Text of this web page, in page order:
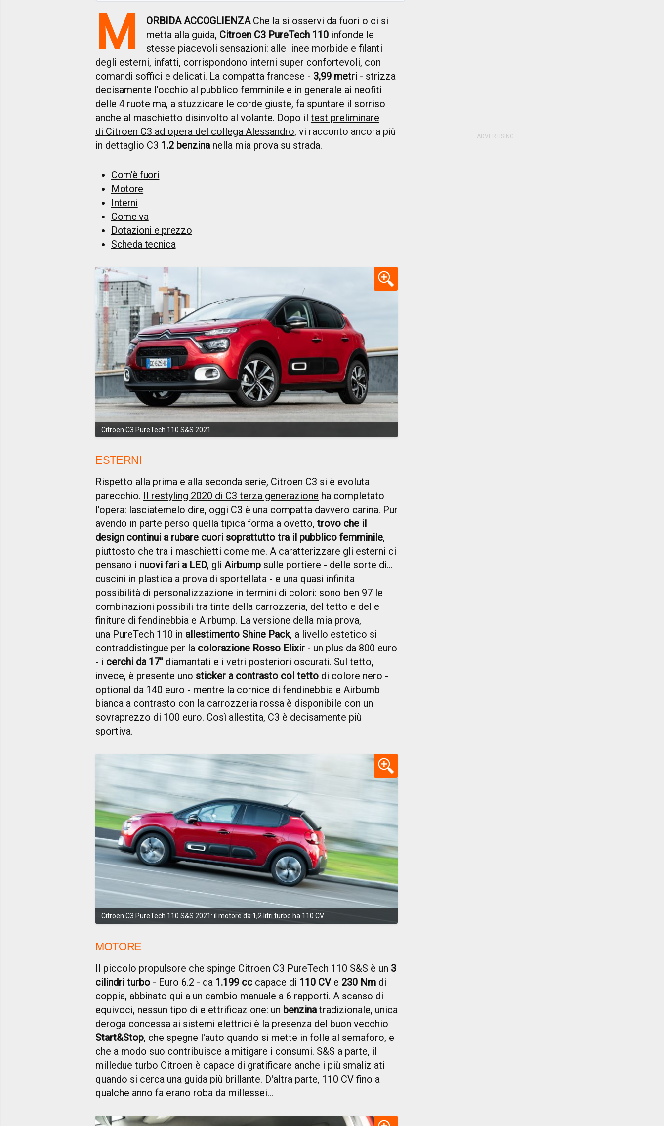
M ORBIDA ACCOGLIENZAChe la si osservi da fuori o ci si
metta alla guida, Citroen C3 PureTech 110 infonde le
stesse piacevoli sensazioni: alle linee morbide e filanti
degli esterni, infatti, corrispondono interni super confortevoli, con
comandi soffici e delicati. La compatta francese - 3,99 metri - strizza
decisamente l'occhio al pubblico femminile e in generale ai neofiti
delle 4 ruote ma, a stuzzicare le corde giuste, fa spuntare il sorriso
anche al maschietto disinvolto al volante. Dopo il test preliminare
di Citroen C3 ad opera del collega Alessandro, vi racconto ancora più
in dettaglio C3 1.2 benzinanella mia prova su strada.
Com'è fuori
Motore
Interni
Come va
Dotazioni e prezzo
Scheda tecnica
Citroen C3 PureTech 110 S&S 2021
ESTERNI
Rispetto alla prima e alla seconda serie, Citroen C3 si è evoluta
parecchio. Il restyling 2020 di C3 terza generazione ha completato
l'opera: lasciatemelo dire, oggi C3 è una compatta davvero carina. Pur
avendo in parte perso quella tipica forma a ovetto, trovo che il
design continui a rubare cuori soprattutto tra il pubblico femminile,
piuttosto che tra i maschietti come me. A caratterizzare gli esterni ci
pensano i nuovi fari a LED, gli Airbump sulle portiere - delle sorte di...
cuscini in plastica a prova di sportellata - e una quasi infinita
possibilità di personalizzazione in termini di colori: sono ben 97 le
combinazioni possibili tra tinte della carrozzeria, del tetto e delle
finiture di fendinebbia e Airbump. La versione della mia prova,
una PureTech 110 in allestimento Shine Pack, a livello estetico si
contraddistingue per la colorazione Rosso Elixir - un plus da 800 euro
- i cerchi da 17'' diamantati e i vetri posteriori oscurati. Sul tetto,
invece, è presente uno sticker a contrasto col tetto di colore nero -
optional da 140 euro - mentre la cornice di fendinebbia e Airbumb
bianca a contrasto con la carrozzeria rossa è disponibile con un
sovraprezzo di 100 euro. Così allestita, C3 è decisamente più
sportiva.
Citroen C3 PureTech 110 S&S 2021: il motore da 1,2 litri turbo ha 110 CV
MOTORE
Il piccolo propulsore che spinge Citroen C3 PureTech 110 S&S è un 3
cilindri turbo - Euro 6.2 - da 1.199 cc capace di 110 CVe 230 Nm di
coppia, abbinato qui a un cambio manuale a 6 rapporti. A scanso di
equivoci, nessun tipo di elettrificazione: un benzinatradizionale, unica
deroga concessa ai sistemi elettrici è la presenza del buon vecchio
Start&Stop, che spegne l'auto quando si mette in folle al semaforo, e
che a modo suo contribuisce a mitigare i consumi. S&S a parte, il
milledue turbo Citroen è capace di gratificare anche i più smaliziati
quando si cerca una guida più brillante. D'altra parte, 110 CV fino a
qualche anno fa erano roba da millessei...